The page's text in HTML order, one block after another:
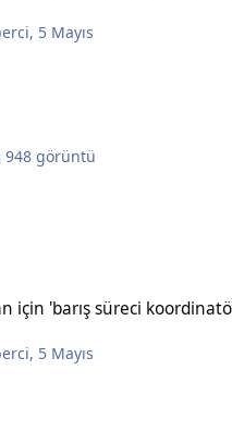
, 5 Mayıs
948 görüntü
için 'barış süreci
, 5 Mayıs